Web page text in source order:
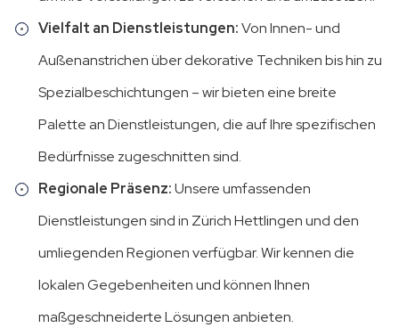
Vielfalt an Dienstleistungen:Von Innen- und
Außenanstrichen über dekorative Techniken bis hin zu
Spezialbeschichtungen – wir bieten eine breite
Palette an Dienstleistungen, die auf Ihre spezifischen
Bedürfnisse zugeschnitten sind.
Regionale Präsenz:Unsere umfassenden
Dienstleistungen sind in Zürich Hettlingen und den
umliegenden Regionen verfügbar. Wir kennen die
lokalen Gegebenheiten und können Ihnen
maßgeschneiderte Lösungen anbieten.